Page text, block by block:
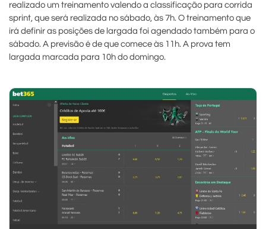
realizado um treinamento valendo a classificação para corrida
sprint, que será realizada no sábado, às 7h. O treinamento que
irá definir as posições de largada foi agendado também para o
sábado. A previsão é de que comece às 11h. A prova tem
largada marcada para 10h do domingo.